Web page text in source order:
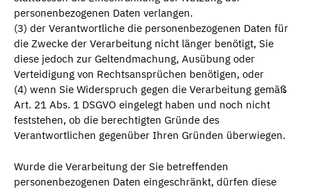
personenbezogenen Daten verlangen.
(3) der Verantwortliche die personenbezogenen Daten für
die Zwecke der Verarbeitung nicht länger benötigt, Sie
diese jedoch zur Geltendmachung, Ausübung oder
Verteidigung von Rechtsansprüchen benötigen, oder
(4) wenn Sie Widerspruch gegen die Verarbeitung gemäß
Art. 21 Abs. 1 DSGVO eingelegt haben und noch nicht
feststehen, ob die berechtigten Gründe des
Verantwortlichen gegenüber Ihren Gründen überwiegen.
Wurde die Verarbeitung der Sie betreffenden
personenbezogenen Daten eingeschränkt, dürfen diese